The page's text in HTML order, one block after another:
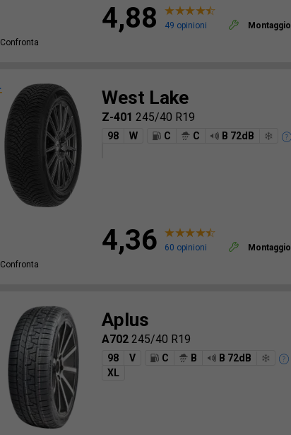
4,88 49 opinioni Montaggio
Confronta
West Lake
Z-401 245/40 R19
98 W C C B 72dB
4,36 60 opinioni Montaggio
Confronta
Aplus
A702 245/40 R19
98 V C B
B 72dB
XL